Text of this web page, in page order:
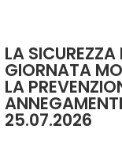
LA
GIORNATA
LA
25.07.2026